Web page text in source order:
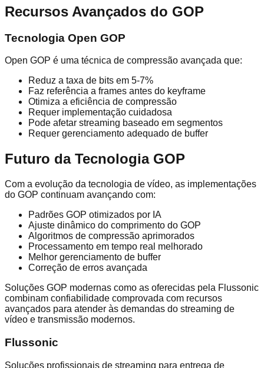
Recursos Avançados do GOP
Tecnologia Open GOP
Open GOP é uma técnica de compressão avançada que:
Reduz a taxa de bits em 5-7%
Faz referência a frames antes do keyframe
Otimiza a eficiência de compressão
Requer implementação cuidadosa
Pode afetar streaming baseado em segmentos
Requer gerenciamento adequado de buffer
Futuro da Tecnologia GOP
Com a evolução da tecnologia de vídeo, as implementações
do GOP continuam avançando com:
Padrões GOP otimizados por IA
Ajuste dinâmico do comprimento do GOP
Algoritmos de compressão aprimorados
Processamento em tempo real melhorado
Melhor gerenciamento de buffer
Correção de erros avançada
Soluções GOP modernas como as oferecidas pela Flussonic
combinam confiabilidade comprovada com recursos
avançados para atender às demandas do streaming de
vídeo e transmissão modernos.
Flussonic
Soluções profissionais de streaming para entrega de